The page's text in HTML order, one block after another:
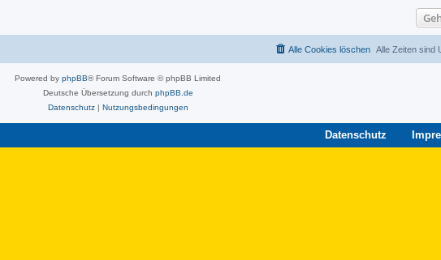
Alle Zeiten sind
Alle Cookies löschen
Powered by phpBB® Forum Software © phpBB Limited
Deutsche Übersetzung durch phpBB.de
Datenschutz| Nutzungsbedingungen
Datenschutz